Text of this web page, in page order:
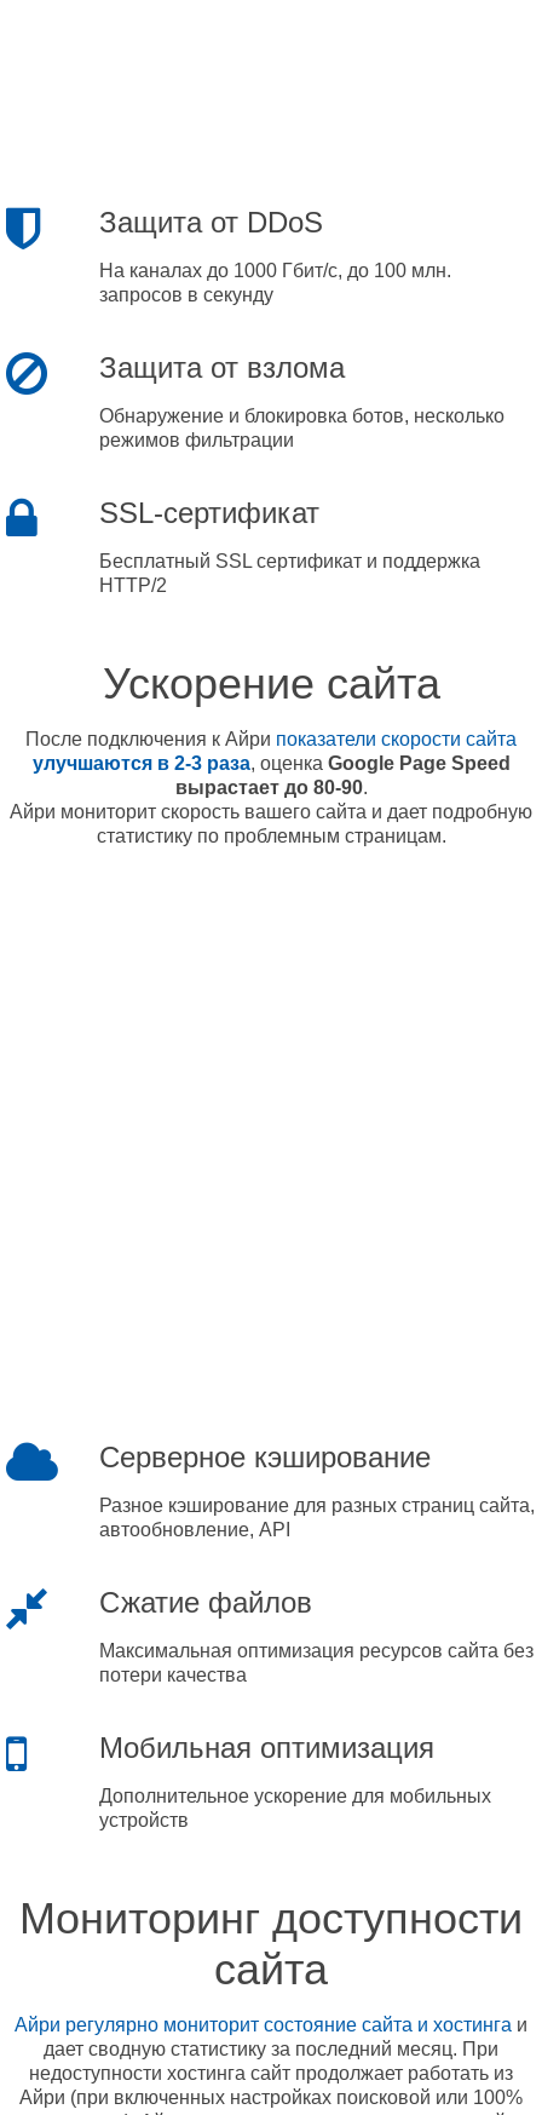
Защита от DDoS
На каналах до 1000 Гбит/с, до 100 млн.
запросов в секунду
Защита от взлома
Обнаружение и блокировка ботов, несколько
режимов фильтрации
SSL-сертификат
Бесплатный SSL сертификат и поддержка
HTTP/2
Ускорение сайта
После подключения к Айри показатели скорости сайта
улучшаются в 2-3 раза, оценка Google Page Speed
вырастает до 80-90.
Айри мониторит скорость вашего сайта и дает подробную
статистику по проблемным страницам.
Серверное кэширование
Разное кэширование для разных страниц сайта,
автообновление, API
Сжатие файлов
Максимальная оптимизация ресурсов сайта без
потери качества
Мобильная оптимизация
Дополнительное ускорение для мобильных
устройств
Мониторинг доступности
сайта
Айри регулярно мониторит состояние сайта и хостинга и
дает сводную статистику за последний месяц. При
недоступности хостинга сайт продолжает работать из
Айри (при включенных настройках поисковой или 100%